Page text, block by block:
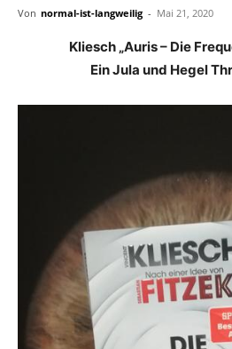
Von normal-ist-langweilig - Mai 21, 2020
Kliesch „Auris – Die
Ein Jula und Hegel